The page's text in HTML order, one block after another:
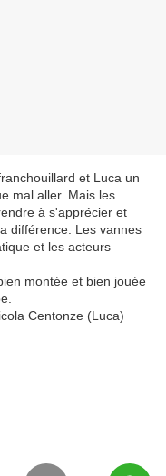
et Luca un
mal aller. Mais les
à s'apprécier et
différence. Les vannes
et les acteurs
montée et bien jouée
Centonze (Luca)